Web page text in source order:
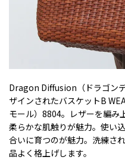
Dragon Diffusion（ドラゴン
ザインされたバスケットB
モール）8804。レザーを編み
柔らかな肌触りが魅力。使い
合いに育つのが魅力。洗練さ
品よく格上げします。